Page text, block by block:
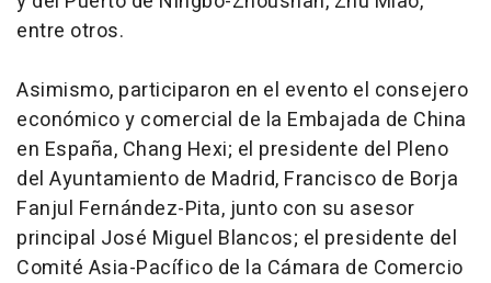
entre otros.
Asimismo, participaron en el evento el consejero
económico y comercial de la Embajada de China
en España, Chang Hexi; el presidente del Pleno
del Ayuntamiento de Madrid, Francisco de Borja
Fanjul Fernández-Pita, junto con su asesor
principal José Miguel Blancos; el presidente del
Comité Asia-Pacífico de la Cámara de Comercio